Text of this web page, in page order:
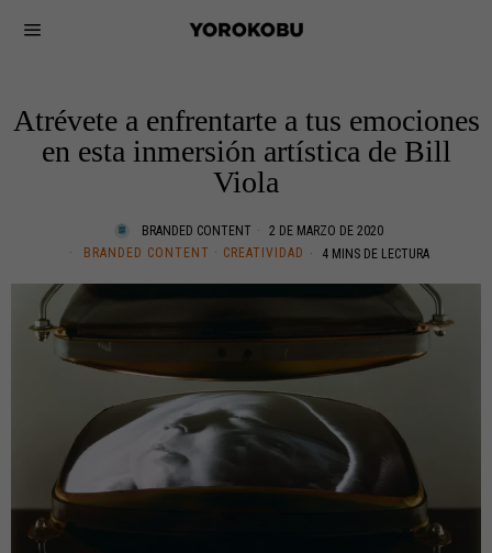
Atrévete a enfrentarte a tus emociones
en esta inmersión artística de Bill
Viola
BRANDED CONTENT
2 DE MARZO DE 2020
BRANDED CONTENT · CREATIVIDAD 4 MINS DE LECTURA